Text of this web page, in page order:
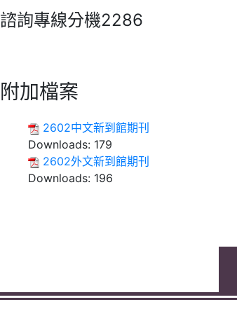
諮詢專線分機2286
附加檔案
2602中文新到館期刊
Downloads: 179
2602外文新到館期刊
Downloads: 196